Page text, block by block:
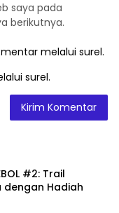
saya pada
berikutnya.
melalui surel.
surel.
#2: Trail
dengan Hadiah